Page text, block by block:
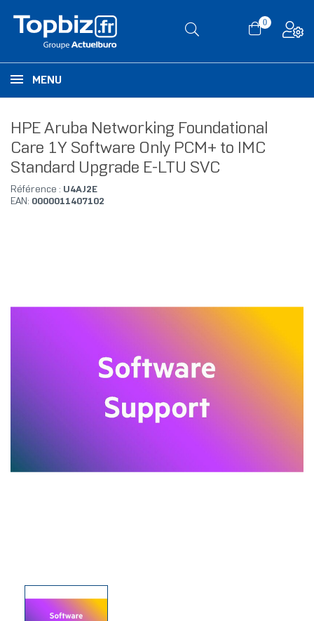
0
MENU
HPE Aruba Networking Foundational
Care 1Y Software Only PCM+ to IMC
Standard Upgrade E-LTU SVC
Référence : U4AJ2E
EAN: 0000011407102